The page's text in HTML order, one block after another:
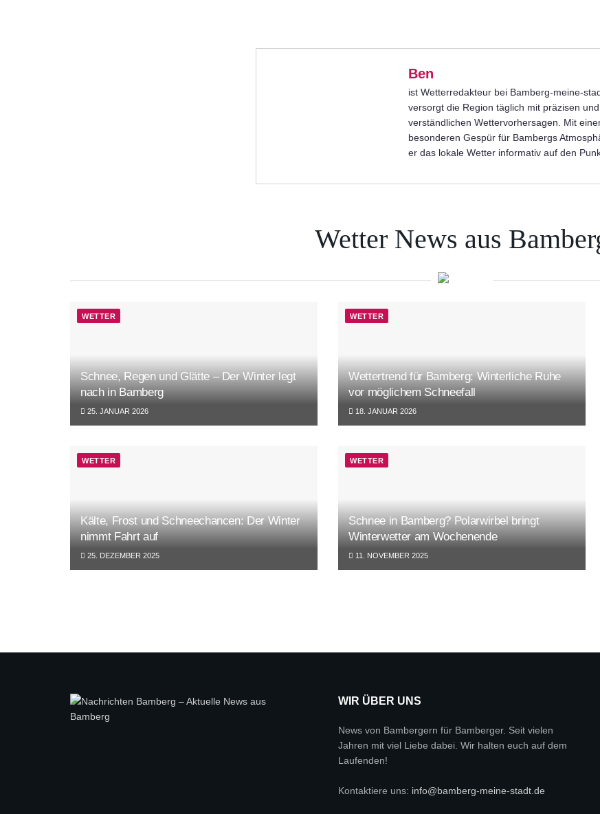
Ben
ist Wetterredakteur bei Bamberg-meine-
versorgt die Region täglich mit präzisen und
verständlichen Wettervorhersagen. Mit
besonderen Gespür für Bambergs
er das lokale Wetter informativ auf den
Wetter News aus
WETTER
Schnee, Regen und Glätte – Der Winter legt
nach in Bamberg
25. JANUAR 2026
WETTER
Wettertrend für Bamberg: Winterliche Ruhe
vor möglichem Schneefall
18. JANUAR 2026
WETTER
Kälte, Frost und Schneechancen: Der Winter
nimmt Fahrt auf
25. DEZEMBER 2025
WETTER
Schnee in Bamberg? Polarwirbel bringt
Winterwetter am Wochenende
11. NOVEMBER 2025
WIR ÜBER UNS
News von Bambergern für Bamberger. Seit vielen
Jahren mit viel Liebe dabei. Wir halten euch auf dem
Laufenden!
Kontaktiere uns: info@bamberg-meine-stadt.de